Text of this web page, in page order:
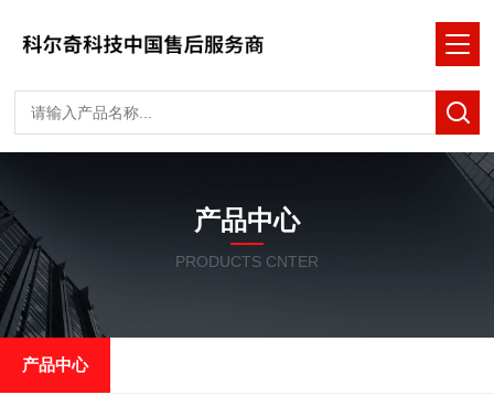
产品中心
PRODUCTS CNTER
产品中心